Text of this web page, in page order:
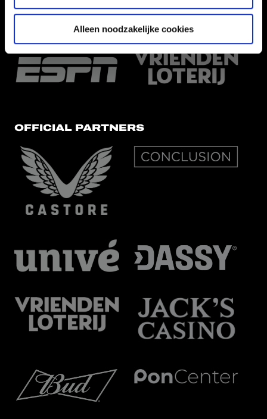
Alleen noodzakelijke cookies
EREDIVISIEPARTNERS
OFFICIAL PARTNERS